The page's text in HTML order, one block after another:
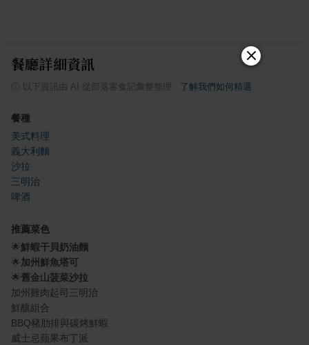
餐廳詳細資訊
以下資訊由 AI 從部落客食記彙整整理 了解我們如何精選
餐種
美式料理
義大利麵
沙拉
三明治
啤酒
推薦菜色
🌟鮮蝦干貝奶油麵
🌟加州鮮魚塔可
🌟舊金山菠菜沙拉
加州雞肉起司三明治
鮮釀組合
BBQ豬肋排與碳烤鮮蝦
威士忌蘋果布丁派